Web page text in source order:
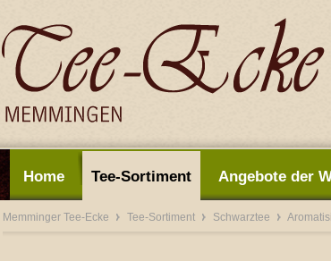
Home Tee-Sortiment Angebote der
Memminger Tee-Ecke Tee-Sortiment Schwarztee